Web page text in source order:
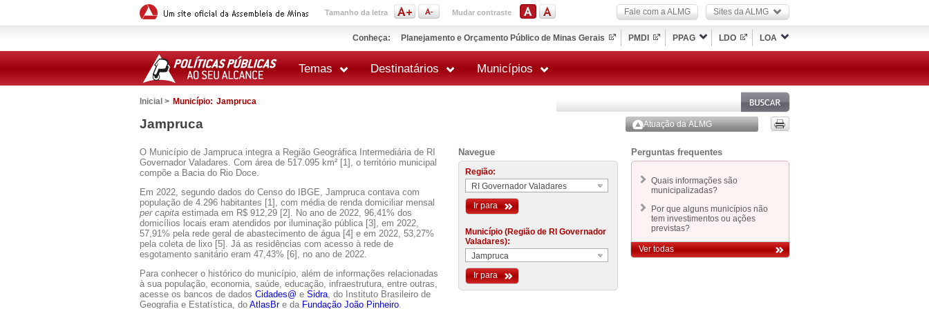
Tamanho da letra Mudar contraste Fale com a ALMG Sites da ALMG
Planejamento e Orçamento Público de Minas Gerais PMDI PPAG LDO LOA
Conheça:
Temas Destinatários Municípios
Inicial > Município: Jampruca
Jampruca Atuação da ALMG
O Município de Jampruca integra a Região Geográfica Intermediária de RI
Governador Valadares. Com área de 517.095 km² [1], o território municipal
compõe a Bacia do Rio Doce.
Em 2022, segundo dados do Censo do IBGE, Jampruca contava com
população de 4.296 habitantes [1], com média de renda domiciliar mensal
per capita estimada em R$ 912,29 [2]. No ano de 2022, 96,41% dos
domicílios locais eram atendidos por iluminação pública [3], em 2022,
57,91% pela rede geral de abastecimento de água [4] e em 2022, 53,27%
pela coleta de lixo [5]. Já as residências com acesso à rede de
esgotamento sanitário eram 47,43% [6], no ano de 2022.
Para conhecer o histórico do município, além de informações relacionadas
à sua população, economia, saúde, educação, infraestrutura, entre outras,
acesse os bancos de dados Cidades@ e Sidra, do Instituto Brasileiro de
Geografia e Estatística, do AtlasBre da Fundação João Pinheiro.
Navegue
Região:
RI Governador Valadares
Ir para
Município (Região de RI Governador
Valadares):
Jampruca
Ir para
Perguntas frequentes
Quais informações são
municipalizadas?
Por que alguns municípios não
tem investimentos ou ações
previstas?
Ver todas